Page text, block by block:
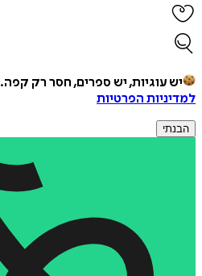
יש עוגיות, יש ספרים, חסר רק קפה.
למדיניות הפרטיות
הבנתי